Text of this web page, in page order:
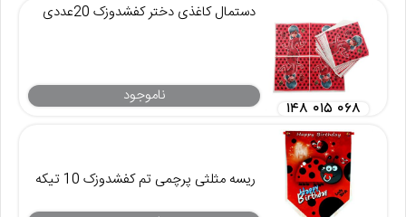
دستمال کاغذی دختر کفشدوزک 20عددی
ناموجود
۱۴۸ ۰۱۵ ۰۶۸
ریسه مثلثی پرچمی تم کفشدوزک 10 تیکه